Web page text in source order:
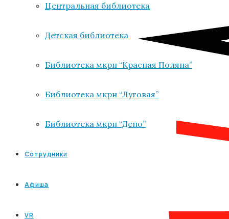
Центральная библиотека
Детская библиотека
Библиотека мкрн “Красная Поляна”
Библиотека мкрн “Луговая”
Библиотека мкрн “Депо”
Сотрудники
Афиша
VR